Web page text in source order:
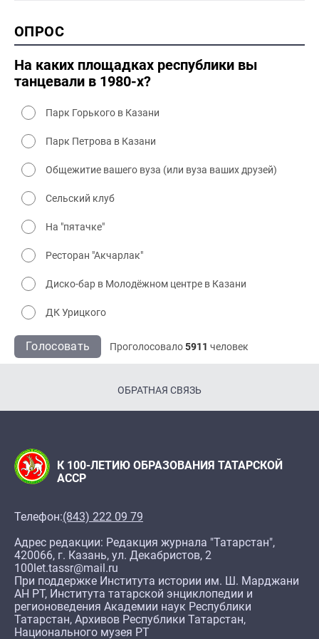
1990-2000 культура
2000 промышленность
2000 культура
ОПРОС
На каких площадках республики вы
танцевали в 1980-х?
Парк Горького в Казани
Парк Петрова в Казани
Общежитие вашего вуза (или вуза ваших друзей)
Сельский клуб
На "пятачке"
Ресторан "Акчарлак"
Диско-бар в Молодёжном центре в Казани
ДК Урицкого
Голосовать Проголосовало5911 человек
ОБРАТНАЯ СВЯЗЬ
К 100-ЛЕТИЮ ОБРАЗОВАНИЯ ТАТАРСКОЙ
АССР
Телефон:(843) 222 09 79
Адрес редакции: Редакция журнала "Татарстан",
420066, г. Казань, ул. Декабристов, 2
100let.tassr@mail.ru
При поддержке Института истории им. Ш. Марджани
АН РТ, Института татарской энциклопедии и
регионоведения Академии наук Республики
Татарстан, Архивов Республики Татарстан,
Национального музея РТ